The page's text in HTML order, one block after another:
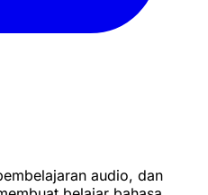
audio, dan